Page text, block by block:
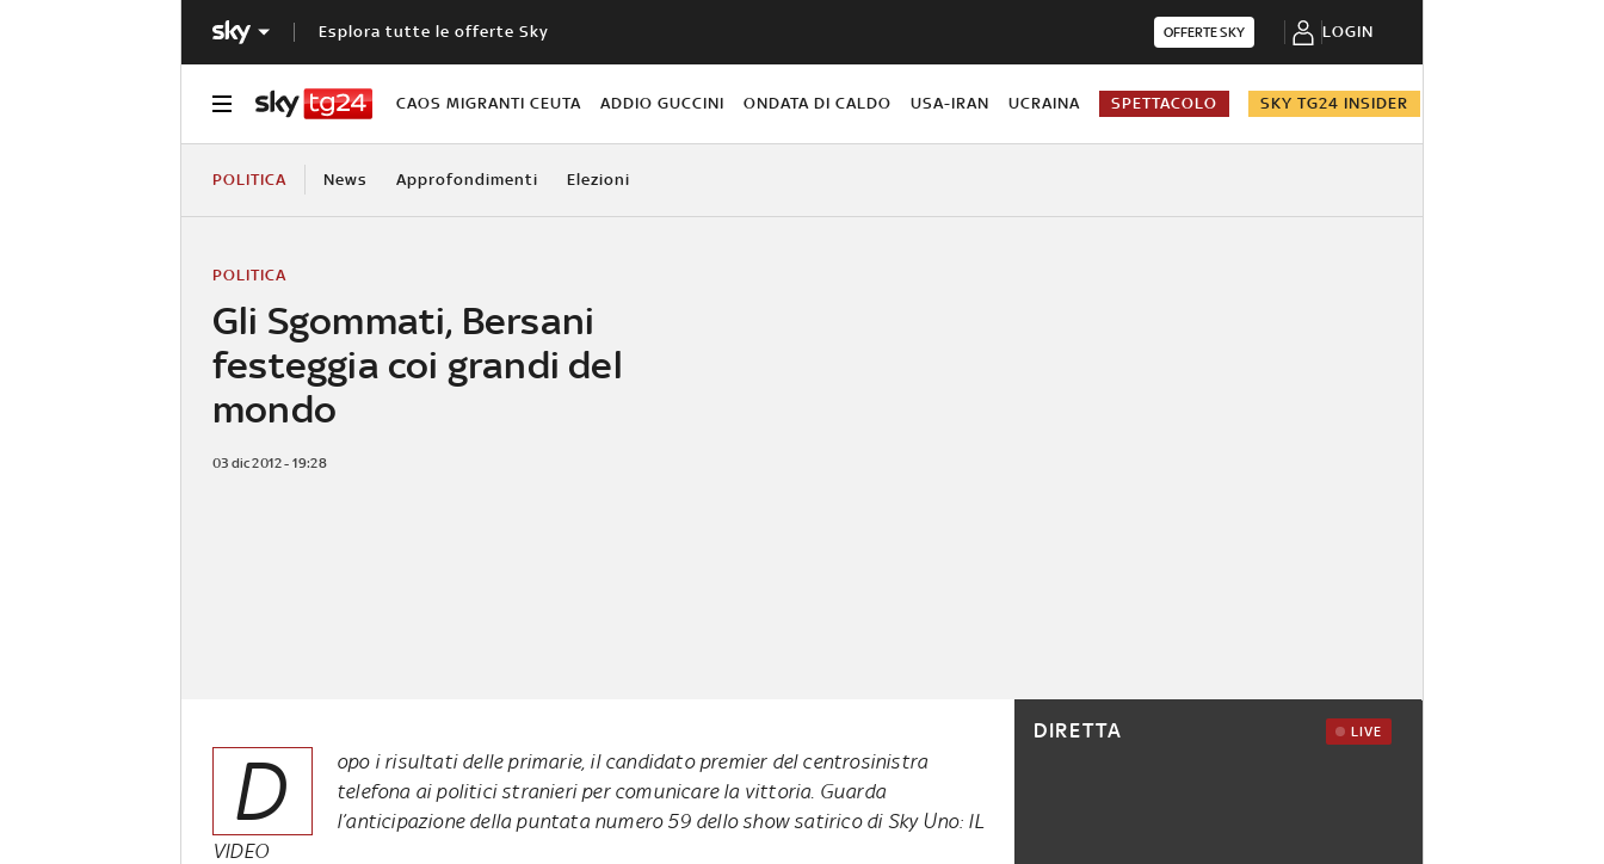
Esplora tutte le offerte Sky OFFERTE SKY LOGIN
CAOS MIGRANTI CEUTA ADDIO GUCCINI ONDATA DI CALDO USA-IRAN UCRAINA SPETTACOLO SKY TG24 INSIDER
POLITICA News Approfondimenti Elezioni
Gli Sgommati, Bersani
festeggia coi grandi del
mondo
POLITICA
03 dic 2012 - 19:28
D
opo i risultati delle primarie, il candidato premier del centrosinistra
telefona ai politici stranieri per comunicare la vittoria. Guarda
l’anticipazione della puntata numero 59 dello show satirico di Sky Uno: IL
VIDEO
DIRETTA LIVE